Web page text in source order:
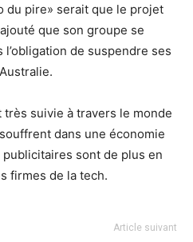
du pire» serait que le projet
que son groupe se
de suspendre ses
très suivie à travers le monde
dans une économie
sont de plus en
firmes de la tech.
Article suivant